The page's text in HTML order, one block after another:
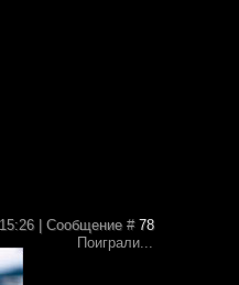
| Сообщение # 78
Поиграли...